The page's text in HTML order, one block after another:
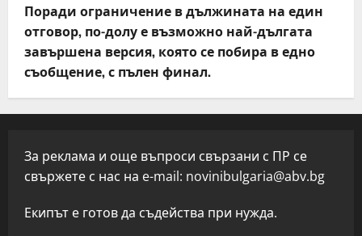
Поради ограничение в дължината на един
отговор, по-долу е възможно най-дългата
завършена версия, която се побира в едно
съобщение, с пълен финал.
За реклама и още въпроси свързани с ПР се
свържете с нас на e-mail: novinibulgaria@abv.bg
Екипът е готов да съдейства при нужда.